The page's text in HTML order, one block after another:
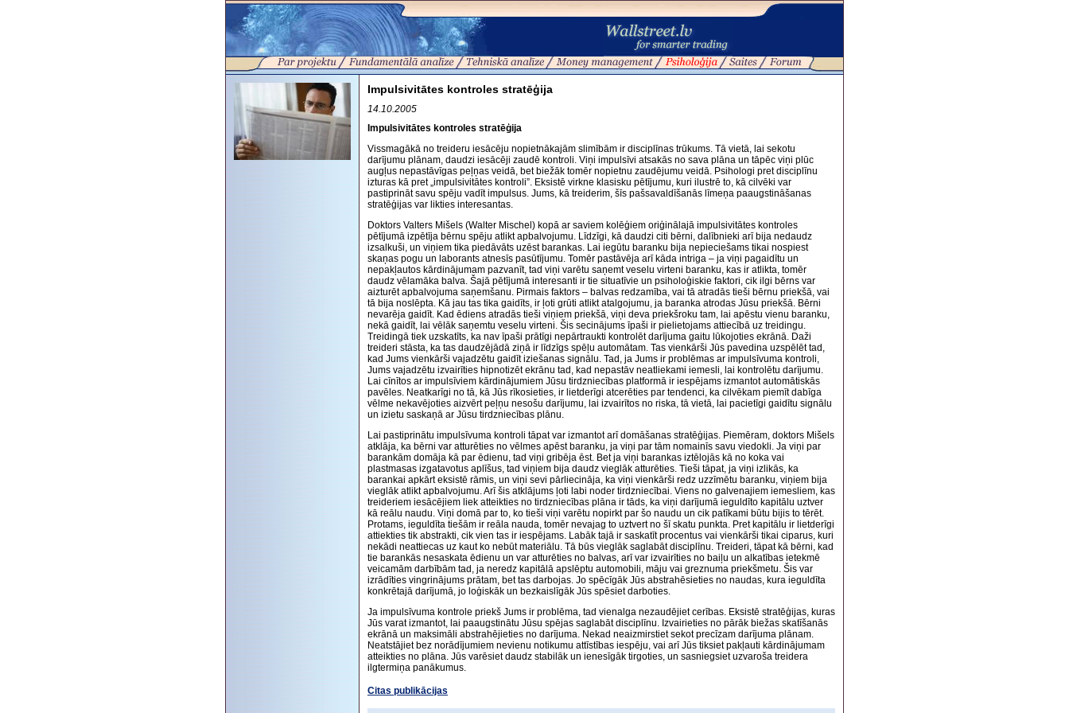
Impulsivitātes kontroles stratēģija
14.10.2005
Impulsivitātes kontroles stratēģija
Vissmagākā no treideru iesācēju nopietnākajām slimībām ir disciplīnas trūkums. Tā vietā, lai sekotu
darījumu plānam, daudzi iesācēji zaudē kontroli. Viņi impulsīvi atsakās no sava plāna un tāpēc viņi plūc
augļus nepastāvīgas peļņas veidā, bet biežāk tomēr nopietnu zaudējumu veidā. Psihologi pret disciplīnu
izturas kā pret „impulsivitātes kontroli”. Eksistē virkne klasisku pētījumu, kuri ilustrē to, kā cilvēki var
pastiprināt savu spēju vadīt impulsus. Jums, kā treiderim, šīs pašsavaldīšanās līmeņa paaugstināšanas
stratēģijas var likties interesantas.
Doktors Valters Mišels (Walter Mischel) kopā ar saviem kolēģiem oriģinālajā impulsivitātes kontroles
pētījumā izpētīja bērnu spēju atlikt apbalvojumu. Līdzīgi, kā daudzi citi bērni, dalībnieki arī bija nedaudz
izsalkuši, un viņiem tika piedāvāts uzēst barankas. Lai iegūtu baranku bija nepieciešams tikai nospiest
skaņas pogu un laborants atnesīs pasūtījumu. Tomēr pastāvēja arī kāda intriga – ja viņi pagaidītu un
nepakļautos kārdinājumam pazvanīt, tad viņi varētu saņemt veselu virteni baranku, kas ir atlikta, tomēr
daudz vēlamāka balva. Šajā pētījumā interesanti ir tie situatīvie un psiholoģiskie faktori, cik ilgi bērns var
aizturēt apbalvojuma saņemšanu. Pirmais faktors – balvas redzamība, vai tā atradās tieši bērnu priekšā, vai
tā bija noslēpta. Kā jau tas tika gaidīts, ir ļoti grūti atlikt atalgojumu, ja baranka atrodas Jūsu priekšā. Bērni
nevarēja gaidīt. Kad ēdiens atradās tieši viņiem priekšā, viņi deva priekšroku tam, lai apēstu vienu baranku,
nekā gaidīt, lai vēlāk saņemtu veselu virteni. Šis secinājums īpaši ir pielietojams attiecībā uz treidingu.
Treidingā tiek uzskatīts, ka nav īpaši prātīgi nepārtraukti kontrolēt darījuma gaitu lūkojoties ekrānā. Daži
treideri stāsta, ka tas daudzējādā ziņā ir līdzīgs spēļu automātam. Tas vienkārši Jūs pavedina uzspēlēt tad,
kad Jums vienkārši vajadzētu gaidīt iziešanas signālu. Tad, ja Jums ir problēmas ar impulsīvuma kontroli,
Jums vajadzētu izvairīties hipnotizēt ekrānu tad, kad nepastāv neatliekami iemesli, lai kontrolētu darījumu.
Lai cīnītos ar impulsīviem kārdinājumiem Jūsu tirdzniecības platformā ir iespējams izmantot automātiskās
pavēles. Neatkarīgi no tā, kā Jūs rīkosieties, ir lietderīgi atcerēties par tendenci, ka cilvēkam piemīt dabīga
vēlme nekavējoties aizvērt peļņu nesošu darījumu, lai izvairītos no riska, tā vietā, lai pacietīgi gaidītu signālu
un izietu saskaņā ar Jūsu tirdzniecības plānu.
Lai pastiprinātu impulsīvuma kontroli tāpat var izmantot arī domāšanas stratēģijas. Piemēram, doktors Mišels
atklāja, ka bērni var atturēties no vēlmes apēst baranku, ja viņi par tām nomainīs savu viedokli. Ja viņi par
barankām domāja kā par ēdienu, tad viņi gribēja ēst. Bet ja viņi barankas iztēlojās kā no koka vai
plastmasas izgatavotus aplīšus, tad viņiem bija daudz vieglāk atturēties. Tieši tāpat, ja viņi izlikās, ka
barankai apkārt eksistē rāmis, un viņi sevi pārliecināja, ka viņi vienkārši redz uzzīmētu baranku, viņiem bija
vieglāk atlikt apbalvojumu. Arī šis atklājums ļoti labi noder tirdzniecībai. Viens no galvenajiem iemesliem, kas
treideriem iesācējiem liek atteikties no tirdzniecības plāna ir tāds, ka viņi darījumā ieguldīto kapitālu uztver
kā reālu naudu. Viņi domā par to, ko tieši viņi varētu nopirkt par šo naudu un cik patīkami būtu bijis to tērēt.
Protams, ieguldīta tiešām ir reāla nauda, tomēr nevajag to uztvert no šī skatu punkta. Pret kapitālu ir lietderīgi
attiekties tik abstrakti, cik vien tas ir iespējams. Labāk tajā ir saskatīt procentus vai vienkārši tikai ciparus, kuri
nekādi neattiecas uz kaut ko nebūt materiālu. Tā būs vieglāk saglabāt disciplīnu. Treideri, tāpat kā bērni, kad
tie barankās nesaskata ēdienu un var atturēties no balvas, arī var izvairīties no baiļu un alkatības ietekmē
veicamām darbībām tad, ja neredz kapitālā apslēptu automobili, māju vai greznuma priekšmetu. Šis var
izrādīties vingrinājums prātam, bet tas darbojas. Jo spēcīgāk Jūs abstrahēsieties no naudas, kura ieguldīta
konkrētajā darījumā, jo loģiskāk un bezkaislīgāk Jūs spēsiet darboties.
Ja impulsīvuma kontrole priekš Jums ir problēma, tad vienalga nezaudējiet cerības. Eksistē stratēģijas, kuras
Jūs varat izmantot, lai paaugstinātu Jūsu spējas saglabāt disciplīnu. Izvairieties no pārāk biežas skatīšanās
ekrānā un maksimāli abstrahējieties no darījuma. Nekad neaizmirstiet sekot precīzam darījuma plānam.
Neatstājiet bez norādījumiem nevienu notikumu attīstības iespēju, vai arī Jūs tiksiet pakļauti kārdinājumam
atteikties no plāna. Jūs varēsiet daudz stabilāk un ienesīgāk tirgoties, un sasniegsiet uzvaroša treidera
ilgtermiņa panākumus.
Citas publikācijas